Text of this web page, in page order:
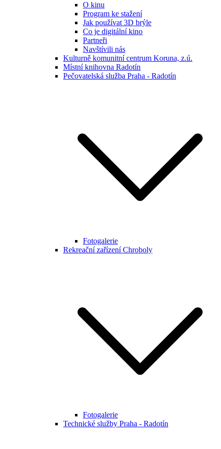
O kinu
Program ke stažení
Jak používat 3D brýle
Co je digitální kino
Partneři
Navštívili nás
Kulturně komunitní centrum Koruna, z.ú.
Místní knihovna Radotín
Pečovatelská služba Praha - Radotín
Fotogalerie
Rekreační zařízení Chroboly
Fotogalerie
Technické služby Praha - Radotín